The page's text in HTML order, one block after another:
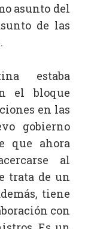
asunto del
de las
estaba
el bloque
en las
gobierno
que ahora
al
trata de un
tiene
con